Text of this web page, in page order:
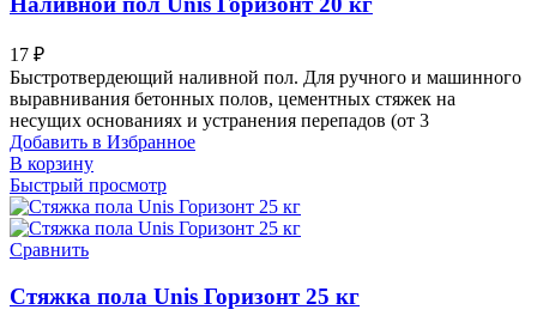
17 ₽
Быстротвердеющий наливной пол. Для ручного и машинного
выравнивания бетонных полов, цементных стяжек на
несущих основаниях и устранения перепадов (от 3
Добавить в Избранное
В корзину
Быстрый просмотр
Сравнить
Стяжка пола Unis Горизонт 25 кг